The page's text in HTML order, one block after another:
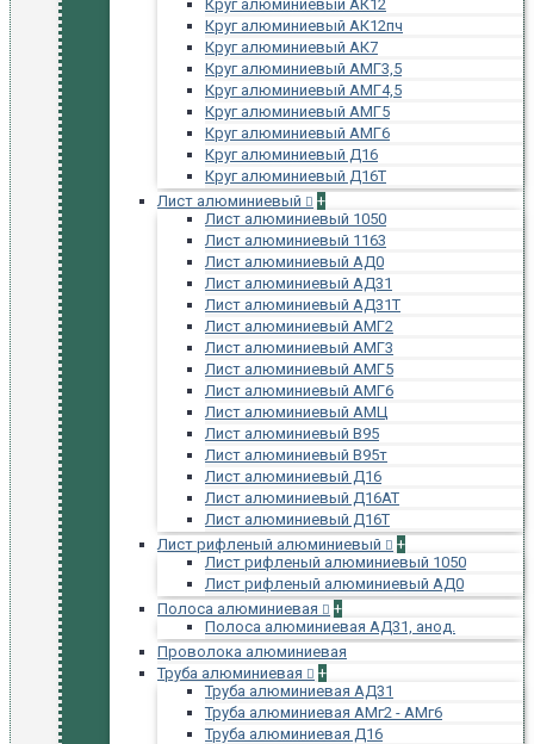
Круг алюминиевый АК12
Круг алюминиевый АК12пч
Круг алюминиевый АК7
Круг алюминиевый АМГ3,5
Круг алюминиевый АМГ4,5
Круг алюминиевый АМГ5
Круг алюминиевый АМГ6
Круг алюминиевый Д16
Круг алюминиевый Д16Т
Лист алюминиевый
+
Лист алюминиевый 1050
Лист алюминиевый 1163
Лист алюминиевый АД0
Лист алюминиевый АД31
Лист алюминиевый АД31Т
Лист алюминиевый АМГ2
Лист алюминиевый АМГ3
Лист алюминиевый АМГ5
Лист алюминиевый АМГ6
Лист алюминиевый АМЦ
Лист алюминиевый В95
Лист алюминиевый В95т
Лист алюминиевый Д16
Лист алюминиевый Д16АТ
Лист алюминиевый Д16Т
Лист рифленый алюминиевый
+
Лист рифленый алюминиевый 1050
Лист рифленый алюминиевый АД0
Полоса алюминиевая
+
Полоса алюминиевая АД31, анод.
Проволока алюминиевая
Труба алюминиевая
+
Труба алюминиевая АД31
Труба алюминиевая АМг2 - АМг6
Труба алюминиевая Д16